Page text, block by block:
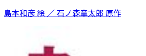
島本和彦 絵 ／ 石ノ森章太郎 原作